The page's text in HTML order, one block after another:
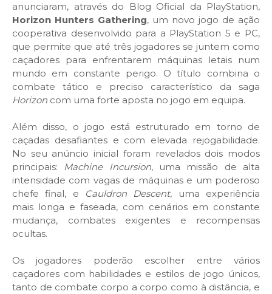
anunciaram, através do Blog Oficial da PlayStation,
Horizon Hunters Gathering, um novo jogo de ação
cooperativa desenvolvido para a PlayStation 5 e PC,
que permite que até três jogadores se juntem como
caçadores para enfrentarem máquinas letais num
mundo em constante perigo. O título combina o
combate tático e preciso característico da saga
Horizon com uma forte aposta no jogo em equipa.
Além disso, o jogo está estruturado em torno de
caçadas desafiantes e com elevada rejogabilidade.
No seu anúncio inicial foram revelados dois modos
principais: Machine Incursion, uma missão de alta
intensidade com vagas de máquinas e um poderoso
chefe final, e
Cauldron Descent, uma experiência
mais longa e faseada, com cenários em constante
mudança, combates exigentes e recompensas
ocultas.
Os jogadores poderão escolher entre vários
caçadores com habilidades e estilos de jogo únicos,
tanto de combate corpo a corpo como à distância, e